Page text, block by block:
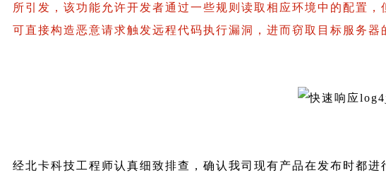
所引发，该功能允许开发者通过一些规则读取相应环境中的配置
可直接构造恶意请求触发远程代码执行漏洞，进而窃取目标服务器
经北卡科技工程师认真细致排查，确认我司现有产品在发布时都